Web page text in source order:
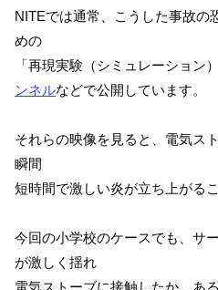
NITEでは通常、こうした事故の
めの
「再現実験（シミュレーション
ンネルなどで公開しています。
それらの映像を見ると、電気ス
瞬間
短時間で激しい炎が立ち上がる
今回の小学校のケースでも、サ
が激しく揺れ
電気ストーブに接触したか、あ